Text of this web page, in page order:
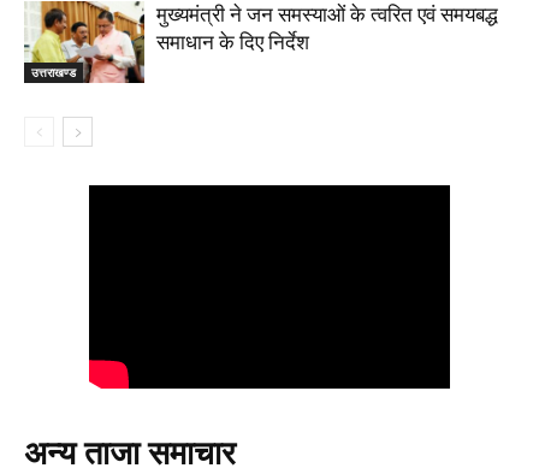
उत्तराखण्ड
मुख्यमंत्री ने जन समस्याओं के त्वरित एवं समयबद्ध
समाधान के दिए निर्देश
अन्य ताजा समाचार